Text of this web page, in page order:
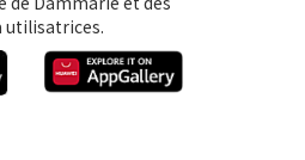
utilisatrices.